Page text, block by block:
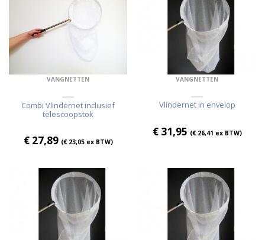
VANGNETTEN
Combi Vlindernet inclusief
telescoopstok
€27,89 (€23,05ex BTW)
VANGNETTEN
Vlindernet in envelop
€31,95 (€26,41 ex BTW)